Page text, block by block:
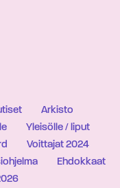
Arkisto
Yleisölle / liput
Voittajat 2024
Ehdokkaat